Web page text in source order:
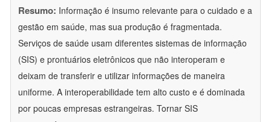
Resumo: Informação é insumo relevante para o cuidado e a
gestão em saúde, mas sua produção é fragmentada.
Serviços de saúde usam diferentes sistemas de informação
(SIS) e prontuários eletrônicos que não interoperam e
deixam de transferir e utilizar informações de maneira
uniforme. A interoperabilidade tem alto custo e é dominada
por poucas empresas estrangeiras. Tornar SIS